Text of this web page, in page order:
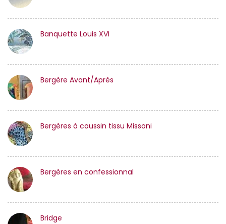
Banquette Louis XVI
Bergère Avant/Après
Bergères à coussin tissu Missoni
Bergères en confessionnal
Bridge